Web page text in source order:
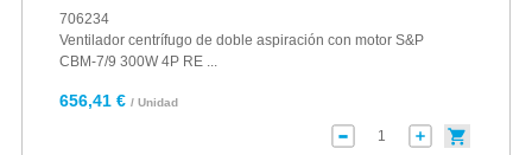
706234
Ventilador centrífugo de doble aspiración con motor S&P
CBM-7/9 300W 4P RE ...
656,41 € / Unidad